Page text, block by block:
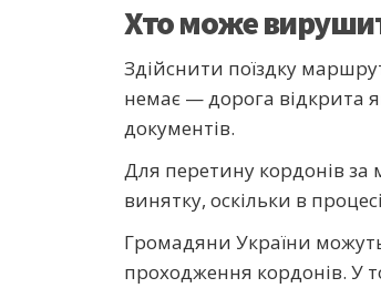
Хто може
Здійснити поїздку
немає — дорога відкрита
документів.
Для перетину кордонів за
винятку, оскільки в
Громадяни України
проходження кордонів. У